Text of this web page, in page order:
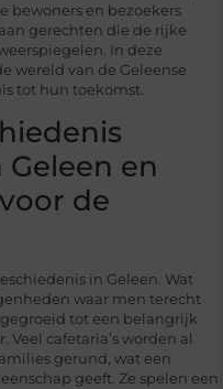
bewoners en bezoekers
gerechten die de rijke
In deze
wereld van de Geleense
tot hun toekomst.
en
de
in Geleen. Wat
waar men terecht
tot een belangrijk
cafetaria’s worden al
gerund, wat een
geeft. Ze spelen een